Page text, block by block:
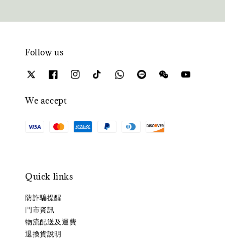
Follow us
We accept
Quick links
防詐騙提醒
門市資訊
物流配送及運費
退換貨說明